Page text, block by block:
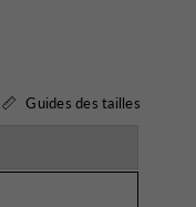
Guides des tailles